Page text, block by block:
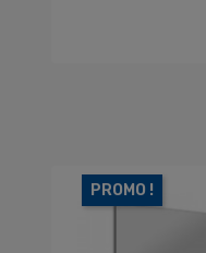
PROMO !